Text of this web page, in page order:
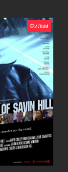
Фильм